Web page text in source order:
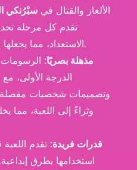
الألغاز والقتال في سبْرُنكي
تقدم كل مرحلة
الاستعداد، مما يجعلها مسببة للإدمان بدرجة كبيرة.
مذهلة بصريًا:
الدرجة الأولى،
وتصميمات شخصيات مفصلة.
وثراءً إلى اللعبة، مما
قدرات فريدة: تقدم
استخدامها بطرق